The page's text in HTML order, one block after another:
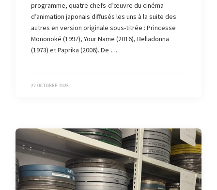
programme, quatre chefs-d’œuvre du cinéma
d’animation japonais diffusés les uns à la suite des
autres en version originale sous-titrée : Princesse
Mononoké (1997), Your Name (2016), Belladonna
(1973) et Paprika (2006). De …
22 OCTOBRE 2025